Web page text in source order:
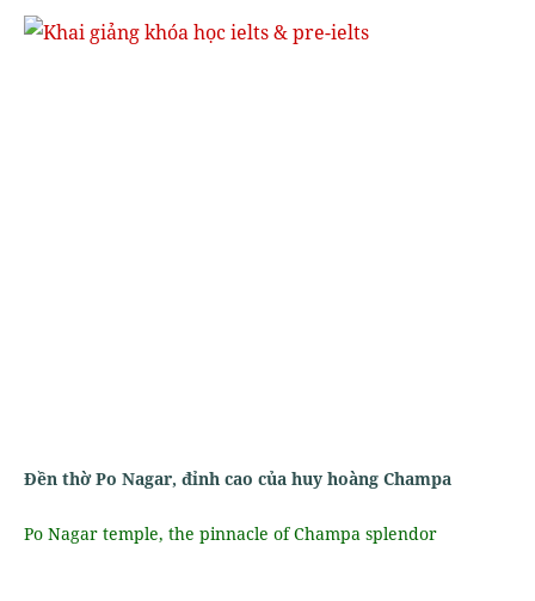
Đền thờ Po Nagar, đỉnh cao của huy hoàng Champa
Po Nagar temple, the pinnacle of Champa splendor